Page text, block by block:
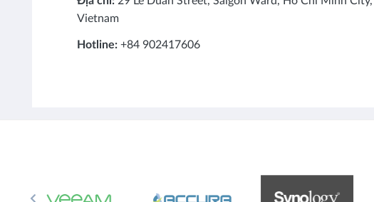
Vietnam
Hotline: +84 902417606